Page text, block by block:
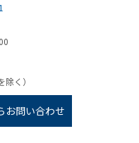
く）
お問い合わせ